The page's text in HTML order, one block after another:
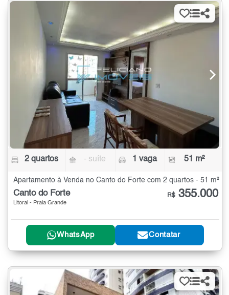
2 quartos - suíte 1 vaga 51 m²
Apartamento à Venda no Canto do Forte com 2 quartos - 51 m²
Canto do Forte
Litoral - Praia Grande
R$ 355.000
WhatsApp Contatar